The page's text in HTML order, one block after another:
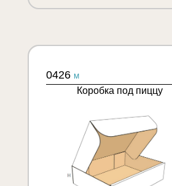
0426 M
Коробка под пиццу